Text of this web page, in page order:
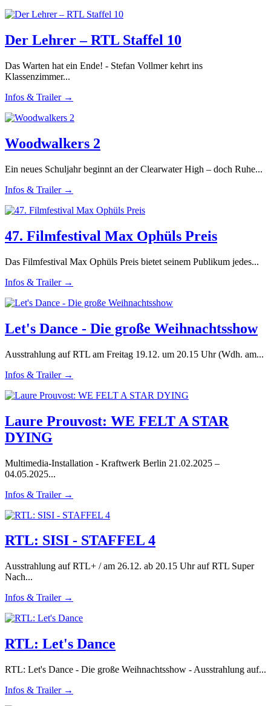
Der Lehrer – RTL Staffel 10
Das Warten hat ein Ende! - Stefan Vollmer kehrt ins
Klassenzimmer...
Infos & Trailer →
Woodwalkers 2
Ein neues Schuljahr beginnt an der Clearwater High – doch Ruhe...
Infos & Trailer →
47. Filmfestival Max Ophüls Preis
Das Filmfestival Max Ophüls Preis bietet seinem Publikum jedes...
Infos & Trailer →
Let's Dance - Die große Weihnachtsshow
Ausstrahlung auf RTL am Freitag 19.12. um 20.15 Uhr (Wdh. am...
Infos & Trailer →
Laure Prouvost: WE FELT A STAR
DYING
Multimedia-Installation - Kraftwerk Berlin 21.02.2025 –
04.05.2025...
Infos & Trailer →
RTL: SISI - STAFFEL 4
Ausstrahlung auf RTL+ / am 26.12. ab 20.15 Uhr auf RTL Super
Nach...
Infos & Trailer →
RTL: Let's Dance
RTL: Let's Dance - Die große Weihnachtsshow - Ausstrahlung auf...
Infos & Trailer →